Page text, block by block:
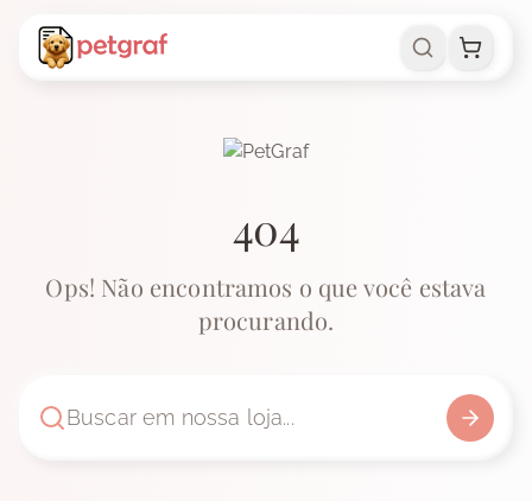
404
Ops! Não encontramos o que você estava
procurando.
Buscar em nossa loja...